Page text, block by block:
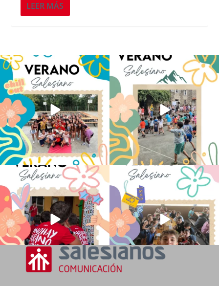
LEER MÁS
Los alumnos de 6º de Primaria, 1º y 2º
de la ESO...
145 2
La diversión y la alegría también se han
sentido...
93 0
No hay verano sin que sea Salesiano ❤️
💫 en Luz 4
...
0
viviendo la alegría en el campamento
...